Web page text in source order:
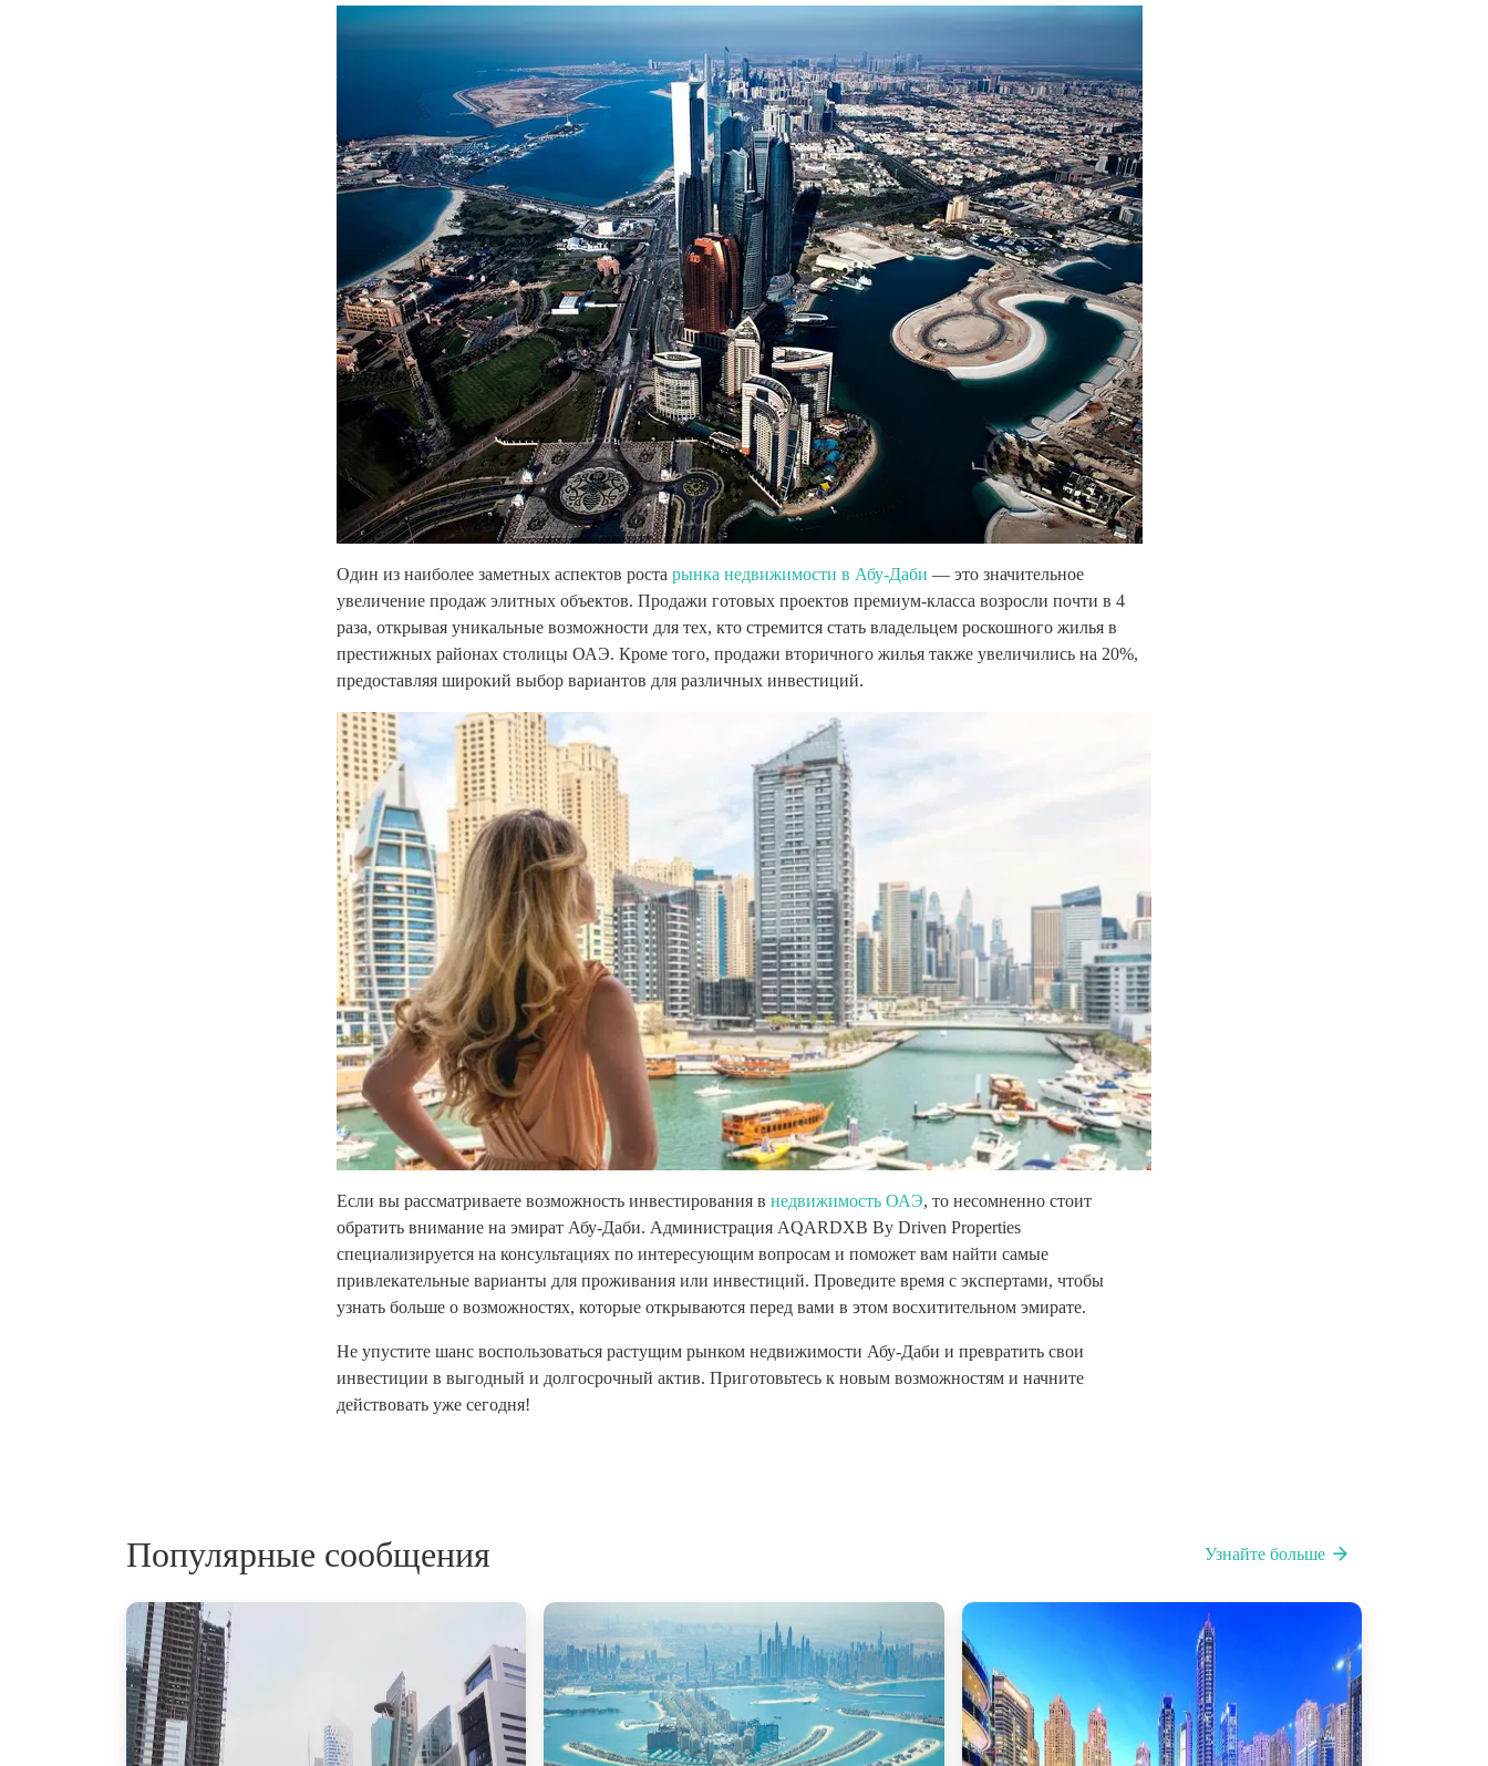
Один из наиболее заметных аспектов роста рынка недвижимости в Абу-Даби — это значительное
увеличение продаж элитных объектов. Продажи готовых проектов премиум-класса возросли почти в 4
раза, открывая уникальные возможности для тех, кто стремится стать владельцем роскошного жилья в
престижных районах столицы ОАЭ. Кроме того, продажи вторичного жилья также увеличились на 20%,
предоставляя широкий выбор вариантов для различных инвестиций.
Если вы рассматриваете возможность инвестирования в недвижимость ОАЭ, то несомненно стоит
обратить внимание на эмират Абу-Даби. Администрация AQARDXB By Driven Properties
специализируется на консультациях по интересующим вопросам и поможет вам найти самые
привлекательные варианты для проживания или инвестиций. Проведите время с экспертами, чтобы
узнать больше о возможностях, которые открываются перед вами в этом восхитительном эмирате.
Не упустите шанс воспользоваться растущим рынком недвижимости Абу-Даби и превратить свои
инвестиции в выгодный и долгосрочный актив. Приготовьтесь к новым возможностям и начните
действовать уже сегодня!
Популярные сообщения Узнайте больше